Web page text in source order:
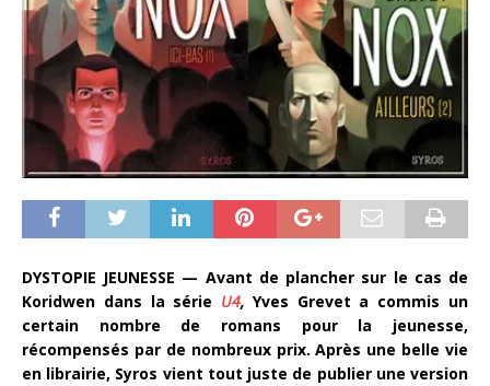
DYSTOPIE JEUNESSE — Avant de plancher sur le cas de
Koridwen dans la série U4, Yves Grevet a commis un
certain nombre de romans pour la jeunesse,
récompensés par de nombreux prix. Après une belle vie
en librairie, Syros vient tout juste de publier une version